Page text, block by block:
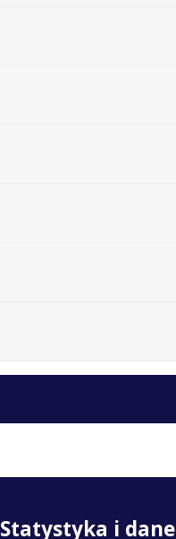
Statystyka i dane